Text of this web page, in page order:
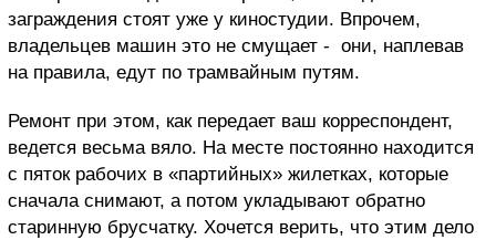
заграждения стоят уже у киностудии. Впрочем,
владельцев машин это не смущает - они, наплевав
на правила, едут по трамвайным путям.
Ремонт при этом, как передает ваш корреспондент,
ведется весьма вяло. На месте постоянно находится
с пяток рабочих в «партийных» жилетках, которые
сначала снимают, а потом укладывают обратно
старинную брусчатку. Хочется верить, что этим дело